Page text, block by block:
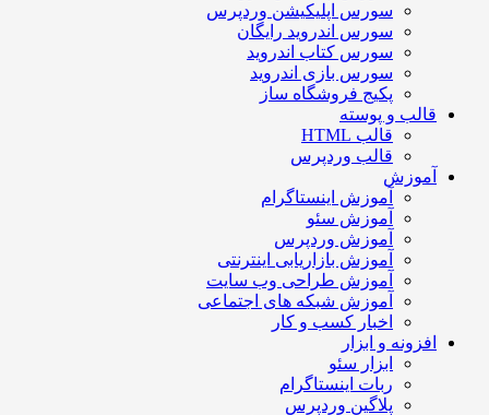
سورس اپلیکیشن وردپرس
سورس اندروید رایگان
سورس کتاب اندروید
سورس بازی اندروید
پکیج فروشگاه ساز
قالب و پوسته
قالب HTML
قالب وردپرس
آموزش
آموزش اینستاگرام
آموزش سئو
آموزش وردپرس
آموزش بازاریابی اینترنتی
آموزش طراحی وب سایت
آموزش شبکه های اجتماعی
اخبار کسب و کار
افزونه و ابزار
ابزار سئو
ربات اینستاگرام
پلاگین وردپرس